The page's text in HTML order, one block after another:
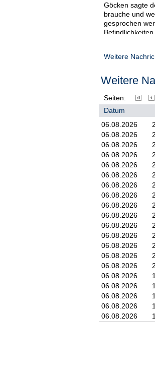
Göcken sagte
brauche und
gesprochen
Das ZDF
Erfahrungen
journalistische
Sprecherin
Weitere
Weitere
Seiten:
Datum
06.08.2026
06.08.2026
06.08.2026
06.08.2026
06.08.2026
06.08.2026
06.08.2026
06.08.2026
06.08.2026
06.08.2026
06.08.2026
06.08.2026
06.08.2026
06.08.2026
06.08.2026
06.08.2026
06.08.2026
06.08.2026
06.08.2026
06.08.2026